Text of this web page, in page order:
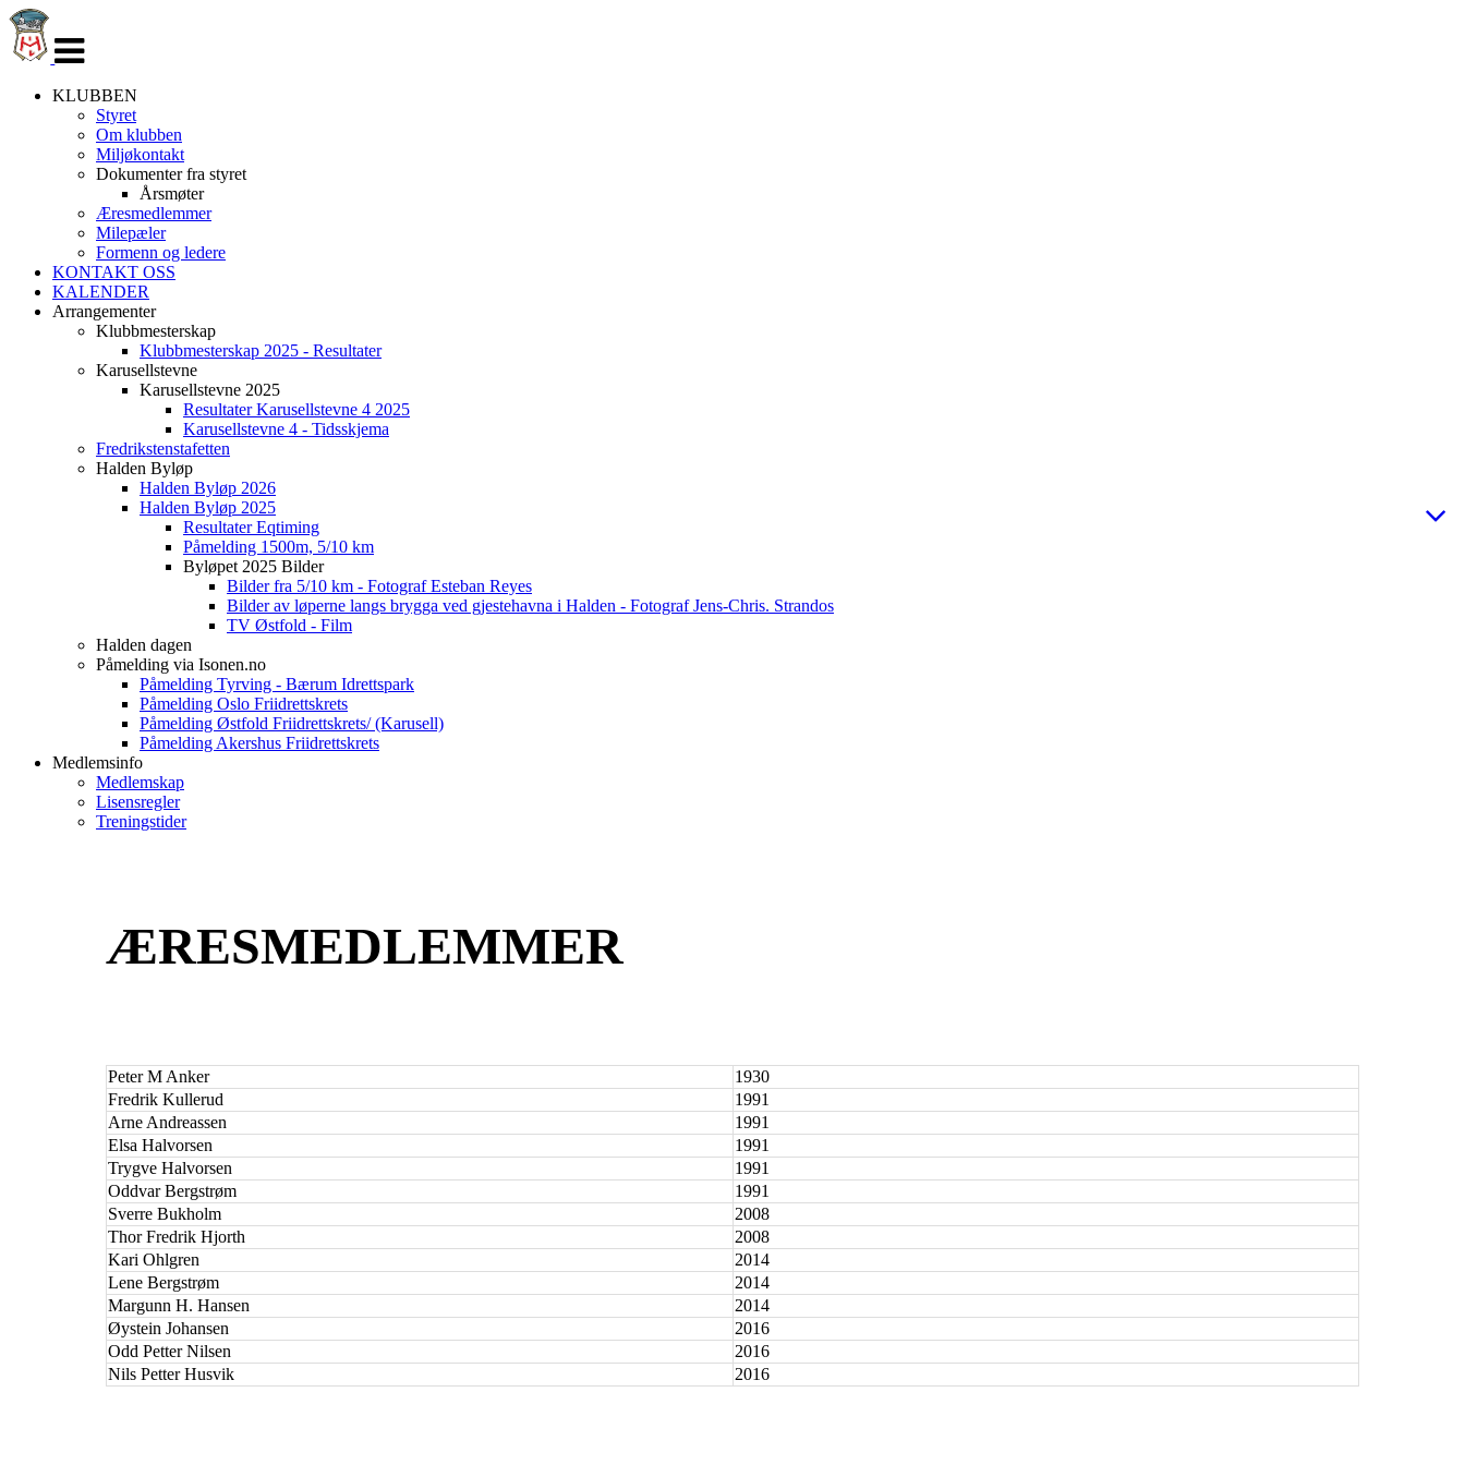
navigasjon
KLUBBEN
Styret
Om klubben
Miljøkontakt
Dokumenter fra styret
Årsmøter
Æresmedlemmer
Milepæler
Formenn og ledere
KONTAKT OSS
KALENDER
Arrangementer
Klubbmesterskap
Klubbmesterskap 2025 - Resultater
Karusellstevne
Karusellstevne 2025
Resultater Karusellstevne 4 2025
Karusellstevne 4 - Tidsskjema
Fredrikstenstafetten
Halden Byløp
Halden Byløp 2026
Halden Byløp 2025
Resultater Eqtiming
Påmelding 1500m, 5/10 km
Byløpet 2025 Bilder
Bilder fra 5/10 km - Fotograf Esteban Reyes
Bilder av løperne langs brygga ved gjestehavna i Halden - Fotograf Jens-Chris. Strandos
TV Østfold - Film
Halden dagen
Påmelding via Isonen.no
Påmelding Tyrving - Bærum Idrettspark
Påmelding Oslo Friidrettskrets
Påmelding Østfold Friidrettskrets/ (Karusell)
Påmelding Akershus Friidrettskrets
Medlemsinfo
Medlemskap
Lisensregler
Treningstider
ÆRESMEDLEMMER
Peter M Anker
1930
Fredrik Kullerud
1991
Arne Andreassen
1991
Elsa Halvorsen
1991
Trygve Halvorsen
1991
Oddvar Bergstrøm
1991
Sverre Bukholm
2008
Thor Fredrik Hjorth
2008
Kari Ohlgren
2014
Lene Bergstrøm
2014
Margunn H. Hansen
2014
Øystein Johansen
2016
Odd Petter Nilsen
2016
Nils Petter Husvik
2016